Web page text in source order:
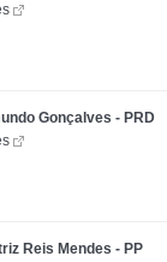
Gonçalves - PRD
Reis Mendes - PP